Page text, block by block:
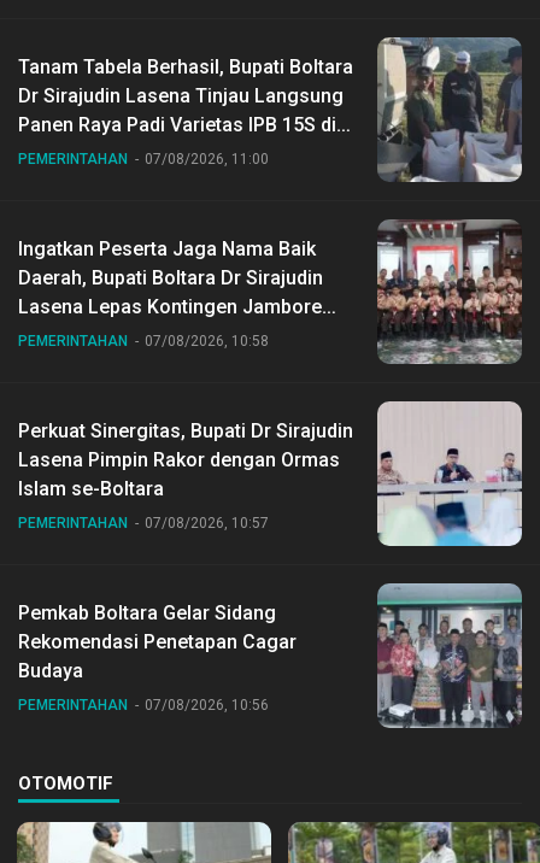
Tanam Tabela Berhasil, Bupati Boltara
Dr Sirajudin Lasena Tinjau Langsung
Panen Raya Padi Varietas IPB 15S di
Desa Gihang
PEMERINTAHAN 07/08/2026, 11:00
Ingatkan Peserta Jaga Nama Baik
Daerah, Bupati Boltara Dr Sirajudin
Lasena Lepas Kontingen Jambore
Nasional ke XII di Buperta Cibubur
PEMERINTAHAN 07/08/2026, 10:58
Perkuat Sinergitas, Bupati Dr Sirajudin
Lasena Pimpin Rakor dengan Ormas
Islam se-Boltara
PEMERINTAHAN 07/08/2026, 10:57
Pemkab Boltara Gelar Sidang
Rekomendasi Penetapan Cagar
Budaya
PEMERINTAHAN 07/08/2026, 10:56
OTOMOTIF